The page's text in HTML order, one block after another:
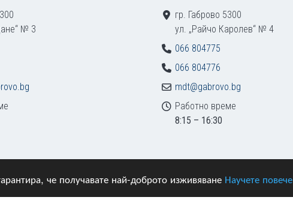
че получавате най-доброто изживяване Научете повече
№ 3
гр. Габрово 5300
ул. „Райчо Каролев“ № 4
066 804775
066 804776
mdt@gabrovo.bg
Работно време
8:15 – 16:30
права запазени.